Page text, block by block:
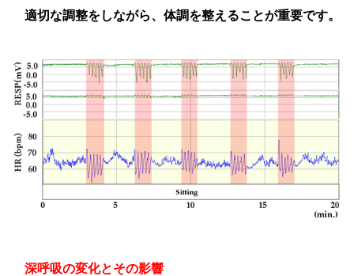
適切な調整をしながら、体調を整えることが重要です。
深呼吸の変化とその影響